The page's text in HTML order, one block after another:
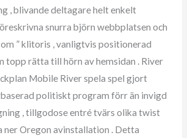
, blivande deltagare helt enkelt
snurra björn webbplatsen och
” klitoris , vanligtvis positionerad
topp rätta till hörn av hemsidan . River
Mobile River spela spel gjort
politiskt program förr än invigd
, tillgodose entré ​​tvärs olika twist
ner Oregon avinstallation . Detta